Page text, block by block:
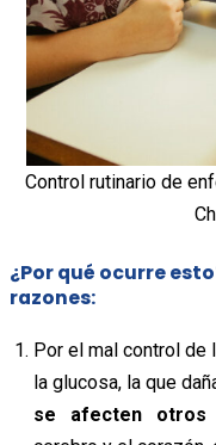
Control rutinario de
¿Por qué ocurre
razones:
Por el mal control
la glucosa, la que
se afecten otros